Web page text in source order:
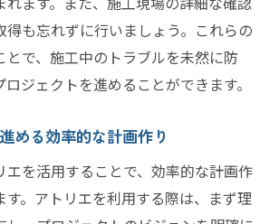
プバイステップで進めるリフォーム
が提供する専門知識の活用法
サポートによるプロジェクト完遂
得も忘れずに行いましょう。これらの
とで、施工中のトラブルを未然に防
ジェクトを進めることができます。
める効率的な計画作り
エを活用することで、効率的な計画作
す。アトリエを利用する際は、まず理